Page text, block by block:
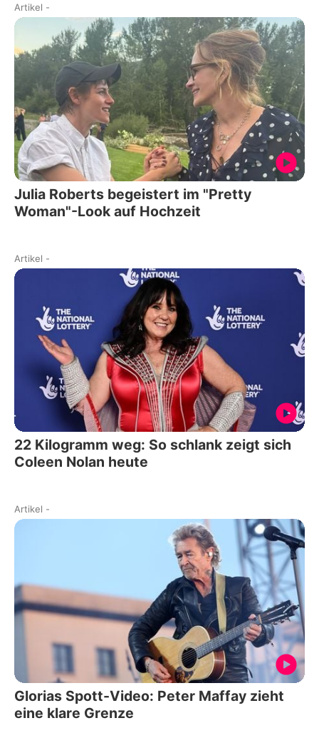
Artikel -
Julia Roberts begeistert im "Pretty
Woman"-Look auf Hochzeit
Artikel -
22 Kilogramm weg: So schlank zeigt sich
Coleen Nolan heute
Artikel -
Glorias Spott-Video: Peter Maffay zieht
eine klare Grenze